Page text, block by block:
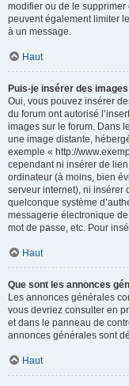
modifier ou de le
peuvent également limiter
à un message.
Haut
Puis-je insérer des
Oui, vous pouvez insérer
du forum ont autorisé
images sur le forum. Dans
une image distante,
exemple « http://
cependant ni insérer de
ordinateur (à moins, bien
serveur internet), ni insérer
quelconque système
messagerie électronique
mot de passe, etc. Pour
Haut
Que sont les annonces
Les annonces générales
vous devriez consulter en
et dans le panneau de
annonces générales sont
Haut